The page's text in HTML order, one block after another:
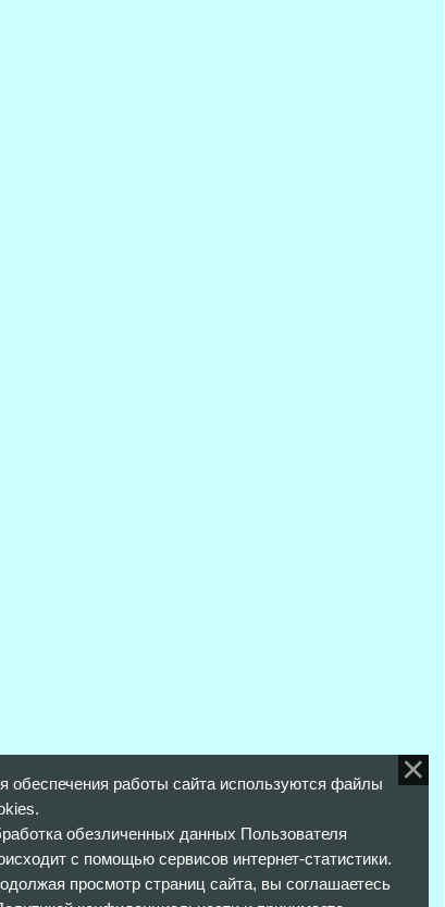
обеспечения работы сайта используются файлы
обезличенных данных Пользователя
с помощью сервисов интернет-статистики.
просмотр страниц сайта, вы соглашаетесь